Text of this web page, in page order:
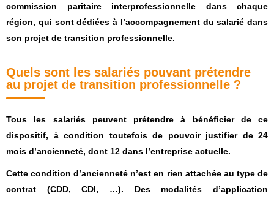
commission paritaire interprofessionnelle dans chaque
région, qui sont dédiées à l’accompagnement du salarié dans
son projet de transition professionnelle.
Quels sont les salariés pouvant prétendre
au projet de transition professionnelle ?
Tous les salariés peuvent prétendre à bénéficier de ce
dispositif, à condition toutefois de pouvoir justifier de 24
mois d’ancienneté, dont 12 dans l’entreprise actuelle.
Cette condition d’ancienneté n’est en rien attachée au type de
contrat (CDD, CDI, …). Des modalités d’application